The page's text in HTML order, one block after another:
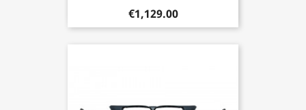
€1,129.00